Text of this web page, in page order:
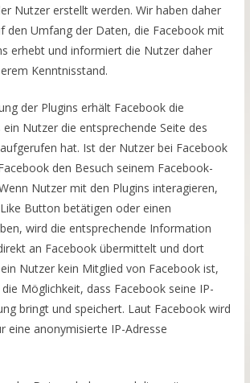
Nutzer erstellt werden. Wir haben daher
den Umfang der Daten, die Facebook mit
erhebt und informiert die Nutzer daher
Kenntnisstand.
der Plugins erhält Facebook die
Nutzer die entsprechende Seite des
hat. Ist der Nutzer bei Facebook
den Besuch seinem Facebook-
Nutzer mit den Plugins interagieren,
Button betätigen oder einen
wird die entsprechende Information
an Facebook übermittelt und dort
Nutzer kein Mitglied von Facebook ist,
Möglichkeit, dass Facebook seine IP-
bringt und speichert. Laut Facebook wird
eine anonymisierte IP-Adresse